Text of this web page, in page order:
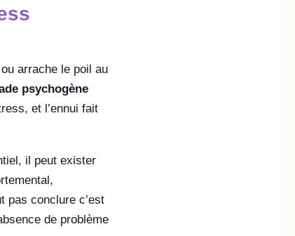
arrache le poil au
psychogène
et l’ennui fait
il peut exister
pas conclure c’est
de problème